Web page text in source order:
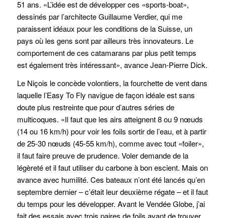
51 ans. «L’idée est de développer ces «sports-boat»,
dessinés par l’architecte Guillaume Verdier, qui me
paraissent idéaux pour les conditions de la Suisse, un
pays où les gens sont par ailleurs très innovateurs. Le
comportement de ces catamarans par plus petit temps
est également très intéressant», avance Jean-Pierre Dick.
Le Niçois le concède volontiers, la fourchette de vent dans
laquelle l’Easy To Fly navigue de façon idéale est sans
doute plus restreinte que pour d’autres séries de
multicoques. «Il faut que les airs atteignent 8 ou 9 nœuds
(14 ou 16 km/h) pour voir les foils sortir de l’eau, et à partir
de 25-30 nœuds (45-55 km/h), comme avec tout «foiler»,
il faut faire preuve de prudence. Voler demande de la
légèreté et il faut utiliser du carbone à bon escient. Mais on
avance avec humilité. Ces bateaux n’ont été lancés qu’en
septembre dernier – c’était leur deuxième régate – et il faut
du temps pour les développer. Avant le Vendée Globe, j’ai
fait des essais avec trois paires de foils avant de trouver